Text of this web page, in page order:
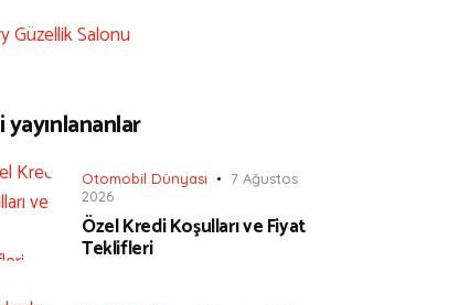
Güzellik Salonu
yayınlananlar
Otomobil Dünyası
7 Ağustos
2026
Özel Kredi Koşulları ve Fiyat
Teklifleri